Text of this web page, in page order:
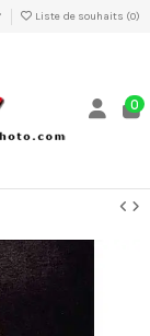
Liste de souhaits (0)
0